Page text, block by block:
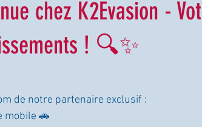
chez K2Evasion -
! 🔍✨
de notre partenaire exclusif :
mobile 🚗